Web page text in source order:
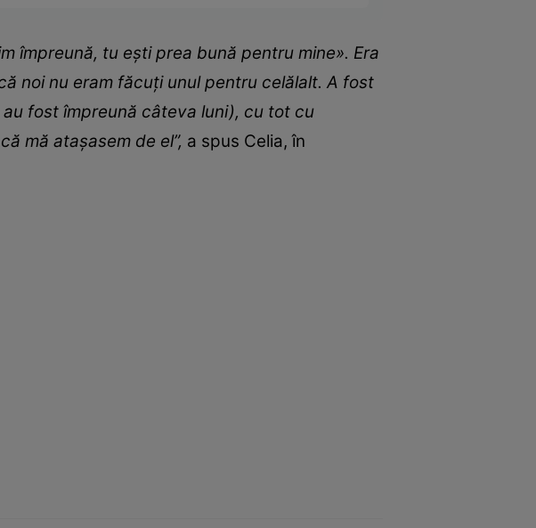
împreună, tu ești prea bună pentru mine». Era
noi nu eram făcuți unul pentru celălalt. A fost
fost împreună câteva luni), cu tot cu
mă atașasem de el”, a spus Celia, în